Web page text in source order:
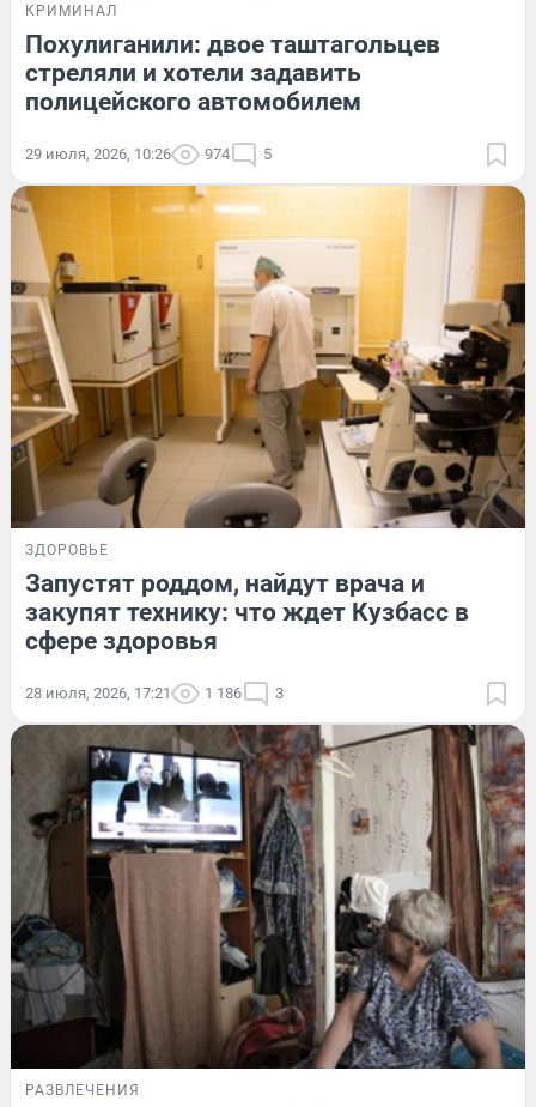
КРИМИНАЛ
Похулиганили: двое таштагольцев
стреляли и хотели задавить
полицейского автомобилем
29 июля, 2026, 10:26 974 5
ЗДОРОВЬЕ
Запустят роддом, найдут врача и
закупят технику: что ждет Кузбасс в
сфере здоровья
28 июля, 2026, 17:21 1 186 3
РАЗВЛЕЧЕНИЯ